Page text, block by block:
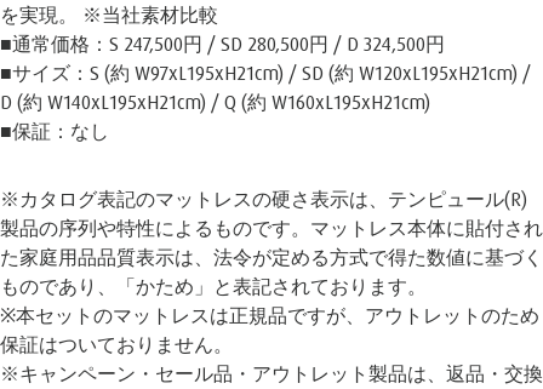
を実現。 ※当社素材比較
■通常価格：S 247,500円 / SD 280,500円 / D 324,500円
■サイズ：S (約 W97xL195xH21cm) / SD (約 W120xL195xH21cm) /
D (約 W140xL195xH21cm) / Q (約 W160xL195xH21cm)
■保証：なし
※カタログ表記のマットレスの硬さ表示は、テンピュール(R)
製品の序列や特性によるものです。マットレス本体に貼付され
た家庭用品品質表示は、法令が定める方式で得た数値に基づく
ものであり、「かため」と表記されております。
※本セットのマットレスは正規品ですが、アウトレットのため
保証はついておりません。
※キャンペーン・セール品・アウトレット製品は、返品・交換